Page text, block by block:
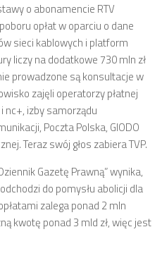
o abonamencie RTV
opłat w oparciu o dane
sieci kablowych i platform
liczy na dodatkowe 730 mln zł
prowadzone są konsultacje w
zajęli operatorzy płatnej
nc+, izby samorządu
Poczta Polska, GIODO
Teraz swój głos zabiera TVP.
Gazetę Prawną” wynika,
do pomysłu abolicji dla
zalega ponad 2 mln
kwotę ponad 3 mld zł, więc jest